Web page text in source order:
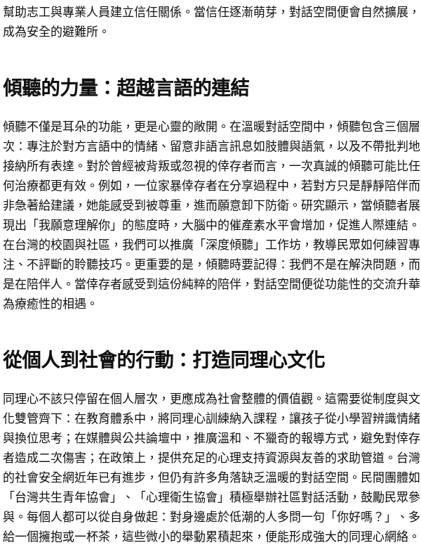
幫助志工與專業人員建立信任關係。當信任逐漸萌芽，對話空間便會自然擴展，
成為安全的避難所。
傾聽的力量：超越言語的連結
傾聽不僅是耳朵的功能，更是心靈的敞開。在溫暖對話空間中，傾聽包含三個層
次：專注於對方言語中的情緒、留意非語言訊息如肢體與語氣，以及不帶批判地
接納所有表達。對於曾經被背叛或忽視的倖存者而言，一次真誠的傾聽可能比任
何治療都更有效。例如，一位家暴倖存者在分享過程中，若對方只是靜靜陪伴而
非急著給建議，她能感受到被尊重，進而願意卸下防衛。研究顯示，當傾聽者展
現出「我願意理解你」的態度時，大腦中的催產素水平會增加，促進人際連結。
在台灣的校園與社區，我們可以推廣「深度傾聽」工作坊，教導民眾如何練習專
注、不評斷的聆聽技巧。更重要的是，傾聽時要記得：我們不是在解決問題，而
是在陪伴人。當倖存者感受到這份純粹的陪伴，對話空間便從功能性的交流升華
為療癒性的相遇。
從個人到社會的行動：打造同理心文化
同理心不該只停留在個人層次，更應成為社會整體的價值觀。這需要從制度與文
化雙管齊下：在教育體系中，將同理心訓練納入課程，讓孩子從小學習辨識情緒
與換位思考；在媒體與公共論壇中，推廣溫和、不獵奇的報導方式，避免對倖存
者造成二次傷害；在政策上，提供充足的心理支持資源與友善的求助管道。台灣
的社會安全網近年已有進步，但仍有許多角落缺乏溫暖的對話空間。民間團體如
「台灣共生青年協會」、「心理衛生協會」積極舉辦社區對話活動，鼓勵民眾參
與。每個人都可以從自身做起：對身邊處於低潮的人多問一句「你好嗎？」、多
給一個擁抱或一杯茶，這些微小的舉動累積起來，便能形成強大的同理心網絡。